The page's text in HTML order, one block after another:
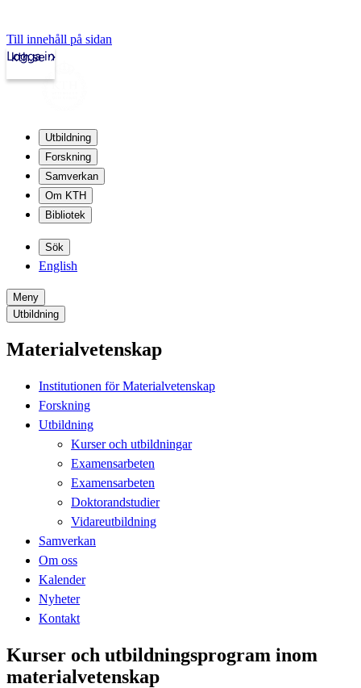
Till innehåll på sidan
kth.se
Logga in
Utbildning
Forskning
Samverkan
Om KTH
Bibliotek
Sök
English
Meny
Utbildning
Materialvetenskap
Institutionen för Materialvetenskap
Forskning
Utbildning
Kurser och utbildningar
Examensarbeten
Examensarbeten
Doktorandstudier
Vidareutbildning
Samverkan
Om oss
Kalender
Nyheter
Kontakt
Kurser och utbildningsprogram inom
materialvetenskap